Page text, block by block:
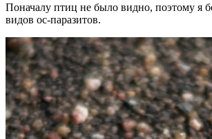
Поначалу птиц не было видно, поэтому я
видов ос-паразитов.